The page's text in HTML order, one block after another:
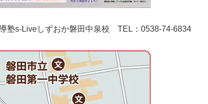
塾s-Liveしずおか磐田中泉校 TEL：0538-74-6834